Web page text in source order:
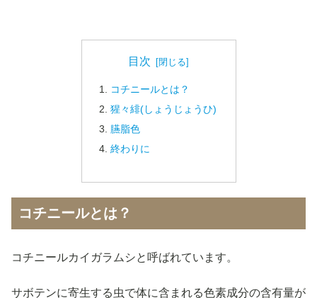
目次
コチニールとは？
猩々緋(しょうじょうひ)
臙脂色
終わりに
コチニールとは？
コチニールカイガラムシと呼ばれています。
サボテンに寄生する虫で体に含まれる色素成分の含有量が